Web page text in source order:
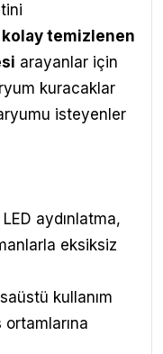
kolay temizlenen
arayanlar için
kuracaklar
isteyenler
aydınlatma,
eksiksiz
kullanım